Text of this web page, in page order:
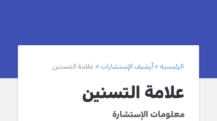
الرئيسية أرشيف الإستشارات علامة التسنين
علامة التسنين
معلومات الإستشارة